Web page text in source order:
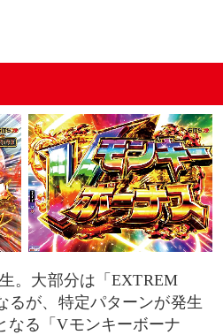
。大部分は「EXTREM
るが、特定パターンが発生
なる「Vモンキーボーナ